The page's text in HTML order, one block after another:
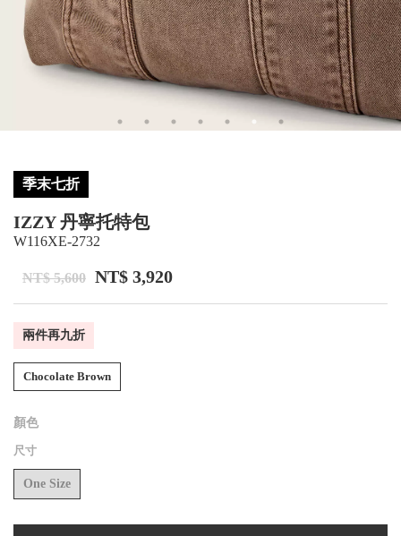
季末七折
IZZY 丹寧托特包
W116XE-2732
NT$ 5,600 NT$ 3,920
兩件再九折
Chocolate Brown
顏色
尺寸
One Size